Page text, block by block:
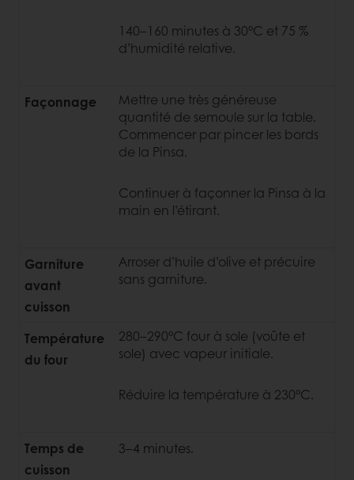
140–160 minutes à 30°C et 75 %
d’humidité relative.
Façonnage
Mettre une très généreuse
quantité de semoule sur la table.
Commencer par pincer les bords
de la Pinsa.
Continuer à façonner la Pinsa à la
main en l’étirant.
Garniture
avant
cuisson
Arroser d’huile d’olive et précuire
sans garniture.
Température
du four
280–290°C four à sole (voûte et
sole) avec vapeur initiale.
Réduire la température à 230°C.
Temps de
cuisson
3–4 minutes.